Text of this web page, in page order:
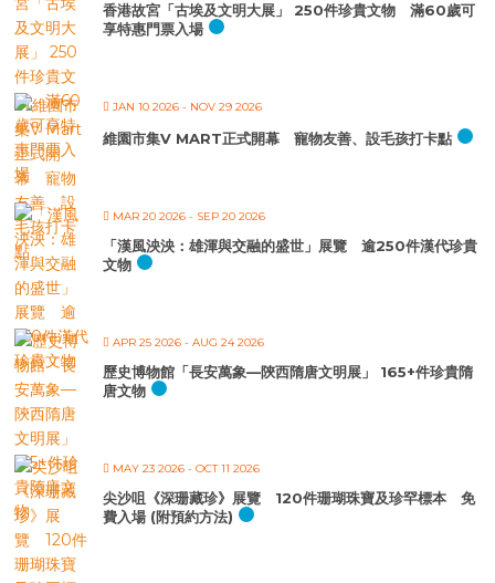
香港故宮「古埃及文明大展」 250件珍貴文物 滿60歲可
享特惠門票入場
JAN 10 2026 - NOV 29 2026
維園市集V MART正式開幕 寵物友善、設毛孩打卡點
MAR 20 2026 - SEP 20 2026
「漢風泱泱：雄渾與交融的盛世」展覽 逾250件漢代珍貴
文物
APR 25 2026 - AUG 24 2026
歷史博物館「長安萬象—陝西隋唐文明展」 165+件珍貴隋
唐文物
MAY 23 2026 - OCT 11 2026
尖沙咀《深珊藏珍》展覽 120件珊瑚珠寶及珍罕標本 免
費入場 (附預約方法)